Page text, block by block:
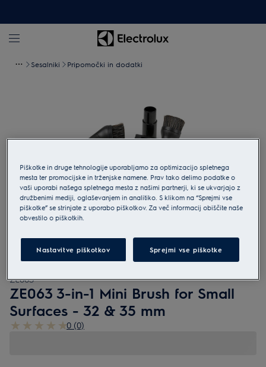
Sesalniki Pripomočki in dodatki
ZE063
ZE063 3-in-1 Mini Brush for Small
Surfaces - 32 & 35 mm
0 (0)
Piškotke in druge tehnologije uporabljamo za optimizacijo spletnega
mesta ter promocijske in trženjske namene. Prav tako delimo podatke o
vaši uporabi našega spletnega mesta z našimi partnerji, ki se ukvarjajo z
družbenimi mediji, oglaševanjem in analitiko. S klikom na “Sprejmi vse
piškotke” se strinjate z uporabo piškotkov. Za več informacij obiščite naše
obvestilo o piškotkih.
Nastavitve piškotkov Sprejmi vse piškotke